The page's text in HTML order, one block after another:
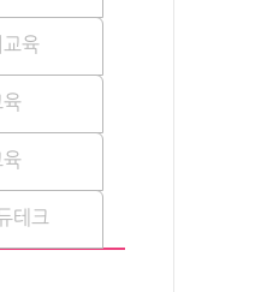
육
육
육
테크